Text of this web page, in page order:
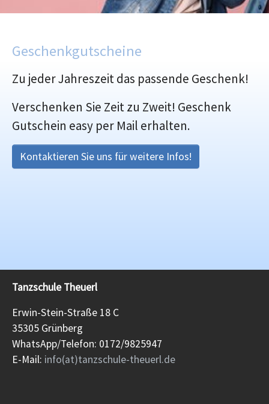
Geschenkgutscheine
Zu jeder Jahreszeit das passende Geschenk!
Verschenken Sie Zeit zu Zweit! Geschenk
Gutschein easy per Mail erhalten.
Kontaktieren Sie uns für weitere Infos!
Tanzschule Theuerl
Erwin-Stein-Straße 18 C
35305 Grünberg
WhatsApp/Telefon: 0172/9825947
E-Mail: info(at)tanzschule-theuerl.de